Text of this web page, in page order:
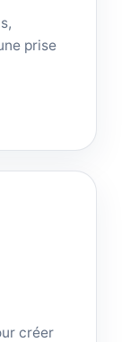
prise
créer